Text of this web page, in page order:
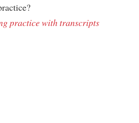
practice with transcripts